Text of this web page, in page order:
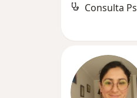
Consulta